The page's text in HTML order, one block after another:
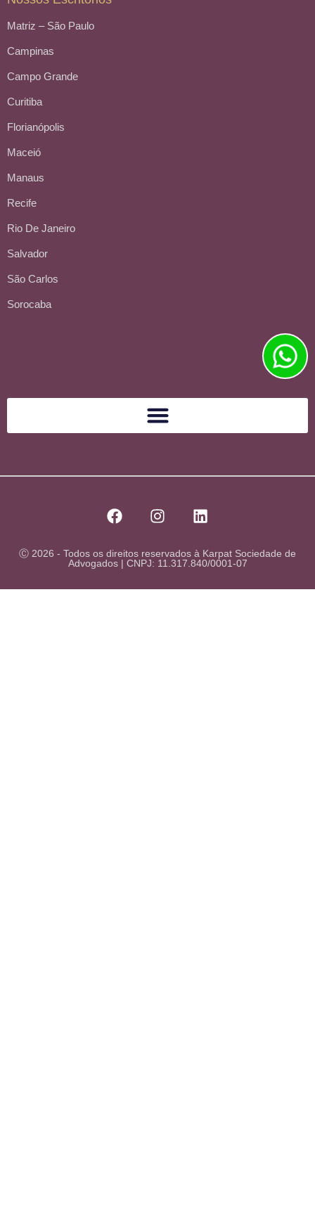
Matriz – São Paulo
Campinas
Campo Grande
Curitiba
Florianópolis
Maceió
Manaus
Recife
Rio De Janeiro
Salvador
São Carlos
Sorocaba
Ⓒ 2026 - Todos os direitos reservados à Karpat Sociedade de
Advogados | CNPJ: 11.317.840/0001-07